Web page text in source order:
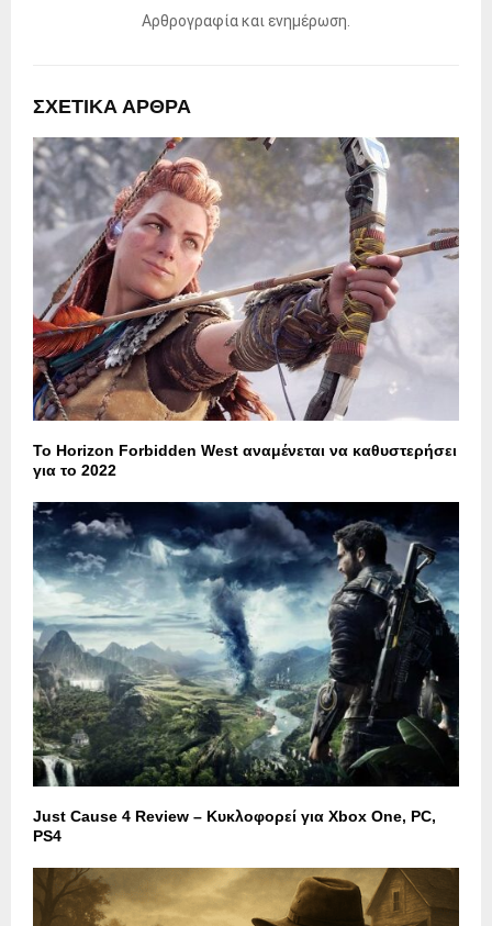
Αρθρογραφία και ενημέρωση.
ΣΧΕΤΙΚΑ ΑΡΘΡΑ
Το Horizon Forbidden West αναμένεται να καθυστερήσει
για το 2022
Just Cause 4 Review – Κυκλοφορεί για Xbox One, PC,
PS4